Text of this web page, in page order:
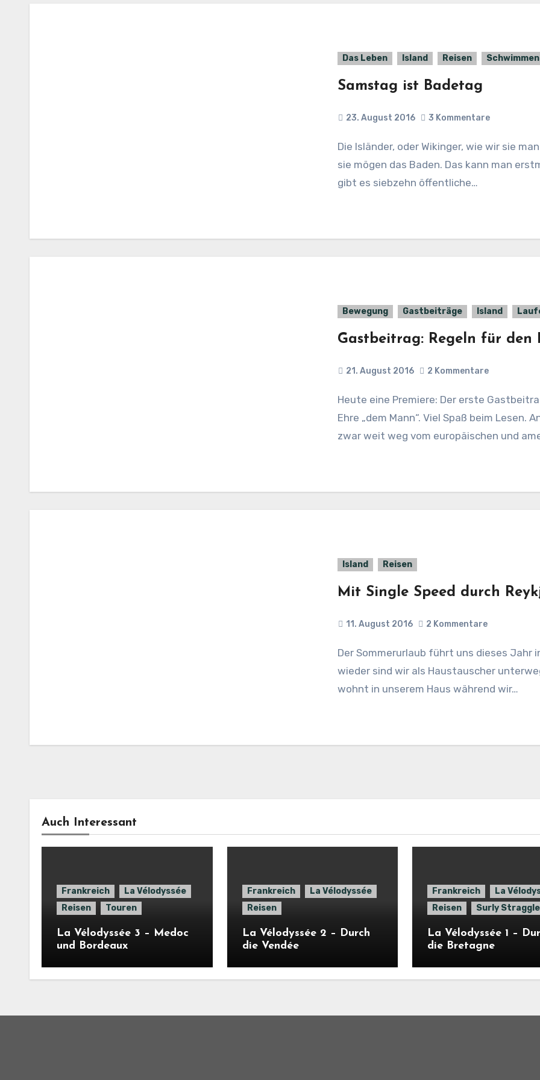
Das Leben Island Reisen Schwimmen
Samstag ist Badetag
23. August 2016 3 Kommentare
Die Isländer, oder Wikinger, wie wir sie manchmal liebevoll nennen, mögen Wasser und
sie mögen das Baden. Das kann man
gibt es siebzehn öffentliche…
Bewegung Gastbeiträge Island
Gastbeitrag: Regeln für den
21. August 2016 2 Kommentare
Heute eine Premiere: Der erste Gastbeitrag in diesem Blog. Natürlich gebührt diese
Ehre „dem Mann“. Viel Spaß beim Lesen.
zwar weit weg vom europäischen und
Island Reisen
Mit Single Speed durch
11. August 2016 2 Kommentare
Der Sommerurlaub führt uns dieses Jahr in den höchsten Norden nach Island. Und
wieder sind wir als Haustauscher
wohnt in unserem Haus während wir…
Auch Interessant
Frankreich
La Vélodyssée
Reisen
Touren
La Vélodyssée 3 – Medoc
und Bordeaux
Frankreich
La Vélodyssée
Reisen
La Vélodyssée 2 – Durch
die Vendée
Frankreich
La
Reisen
Surly
La Vélodyssée 1 –
die Bretagne